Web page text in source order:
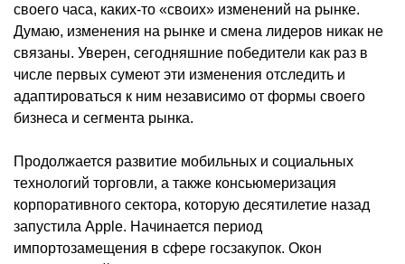
своего часа, каких-то «своих» изменений на рынке.
Думаю, изменения на рынке и смена лидеров никак не
связаны. Уверен, сегодняшние победители как раз в
числе первых сумеют эти изменения отследить и
адаптироваться к ним независимо от формы своего
бизнеса и сегмента рынка.
Продолжается развитие мобильных и социальных
технологий торговли, а также консьюмеризация
корпоративного сектора, которую десятилетие назад
запустила Apple. Начинается период
импортозамещения в сфере госзакупок. Окон